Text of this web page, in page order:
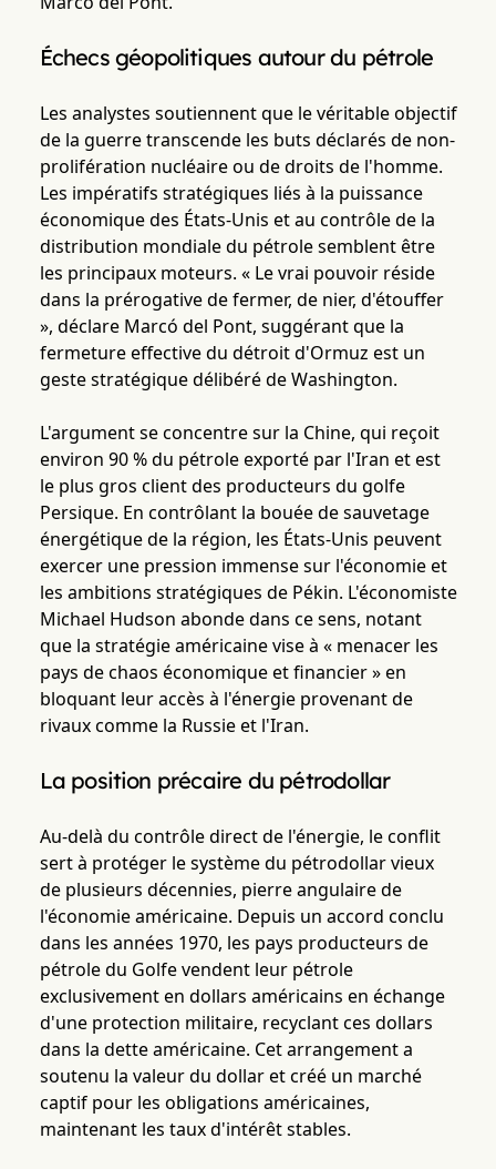
Échecs géopolitiques autour du pétrole
Les analystes soutiennent que le véritable objectif
de la guerre transcende les buts déclarés de non-
prolifération nucléaire ou de droits de l'homme.
Les impératifs stratégiques liés à la puissance
économique des États-Unis et au contrôle de la
distribution mondiale du pétrole semblent être
les principaux moteurs. « Le vrai pouvoir réside
dans la prérogative de fermer, de nier, d'étouffer
», déclare Marcó del Pont, suggérant que la
fermeture effective du détroit d'Ormuz est un
geste stratégique délibéré de Washington.
L'argument se concentre sur la Chine, qui reçoit
environ 90 % du pétrole exporté par l'Iran et est
le plus gros client des producteurs du golfe
Persique. En contrôlant la bouée de sauvetage
énergétique de la région, les États-Unis peuvent
exercer une pression immense sur l'économie et
les ambitions stratégiques de Pékin. L'économiste
Michael Hudson abonde dans ce sens, notant
que la stratégie américaine vise à « menacer les
pays de chaos économique et financier » en
bloquant leur accès à l'énergie provenant de
rivaux comme la Russie et l'Iran.
La position précaire du pétrodollar
Au-delà du contrôle direct de l'énergie, le conflit
sert à protéger le système du pétrodollar vieux
de plusieurs décennies, pierre angulaire de
l'économie américaine. Depuis un accord conclu
dans les années 1970, les pays producteurs de
pétrole du Golfe vendent leur pétrole
exclusivement en dollars américains en échange
d'une protection militaire, recyclant ces dollars
dans la dette américaine. Cet arrangement a
soutenu la valeur du dollar et créé un marché
captif pour les obligations américaines,
maintenant les taux d'intérêt stables.